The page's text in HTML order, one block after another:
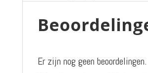
Er zijn nog geen beoordelingen.